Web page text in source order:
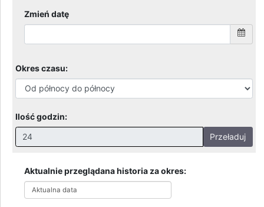
Zmień datę
Okres czasu:
Ilość godzin:
Przeładuj
Godziny: 1-168, Dni: 1-30, Miesiące: 1 - 2
Aktualnie przeglądana historia za okres:
Aktualna data